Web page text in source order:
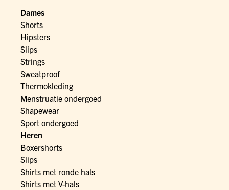
Dames
Shorts
Hipsters
Slips
Strings
Sweatproof
Thermokleding
Menstruatie ondergoed
Shapewear
Sport ondergoed
Heren
Boxershorts
Slips
Shirts met ronde hals
Shirts met V-hals